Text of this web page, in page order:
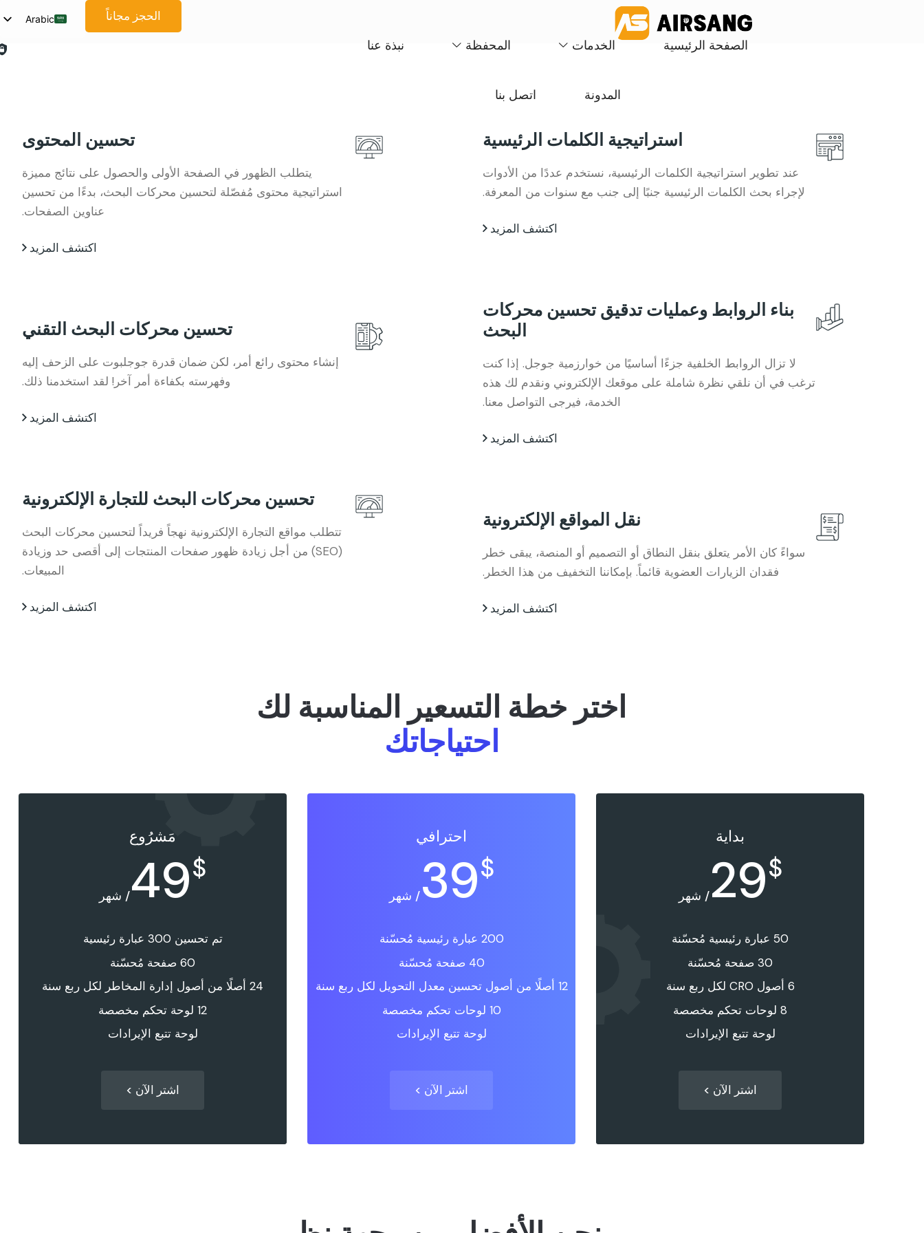
الحجز مجاناً
Arabic
Vietnamese
Russian
الصفحة الرئيسية الخدمات المحفظة نبذة عنا
المدونة اتصل بنا
استراتيجية الكلمات الرئيسية
عند تطوير استراتيجية الكلمات الرئيسية، نستخدم عددًا من الأدوات
لإجراء بحث الكلمات الرئيسية جنبًا إلى جنب مع سنوات من المعرفة.
اكتشف المزيد
بناء الروابط وعمليات تدقيق تحسين محركات
البحث
لا تزال الروابط الخلفية جزءًا أساسيًا من خوارزمية جوجل. إذا كنت
ترغب في أن نلقي نظرة شاملة على موقعك الإلكتروني ونقدم لك هذه
الخدمة، فيرجى التواصل معنا.
اكتشف المزيد
نقل المواقع الإلكترونية
سواءً كان الأمر يتعلق بنقل النطاق أو التصميم أو المنصة، يبقى خطر
فقدان الزيارات العضوية قائماً. بإمكاننا التخفيف من هذا الخطر.
اكتشف المزيد
تحسين المحتوى
يتطلب الظهور في الصفحة الأولى والحصول على نتائج مميزة
استراتيجية محتوى مُفصّلة لتحسين محركات البحث، بدءًا من تحسين
عناوين الصفحات.
اكتشف المزيد
تحسين محركات البحث التقني
إنشاء محتوى رائع أمر، لكن ضمان قدرة جوجلبوت على الزحف إليه
وفهرسته بكفاءة أمر آخر! لقد استخدمنا ذلك.
اكتشف المزيد
تحسين محركات البحث للتجارة الإلكترونية
تتطلب مواقع التجارة الإلكترونية نهجاً فريداً لتحسين محركات البحث
(SEO) من أجل زيادة ظهور صفحات المنتجات إلى أقصى حد وزيادة
المبيعات.
اكتشف المزيد
اختر خطة التسعير المناسبة لك
احتياجاتك
بداية
$
29/ شهر
50 عبارة رئيسية مُحسّنة
30 صفحة مُحسّنة
6 أصول CRO لكل ربع سنة
8 لوحات تحكم مخصصة
لوحة تتبع الإيرادات
اشتر الآن >
احترافي
$
39/ شهر
200 عبارة رئيسية مُحسّنة
40 صفحة مُحسّنة
12 أصلًا من أصول تحسين معدل التحويل لكل ربع سنة
10 لوحات تحكم مخصصة
لوحة تتبع الإيرادات
اشتر الآن >
مَشرُوع
$
49/ شهر
تم تحسين 300 عبارة رئيسية
60 صفحة مُحسّنة
24 أصلًا من أصول إدارة المخاطر لكل ربع سنة
12 لوحة تحكم مخصصة
لوحة تتبع الإيرادات
اشتر الآن >